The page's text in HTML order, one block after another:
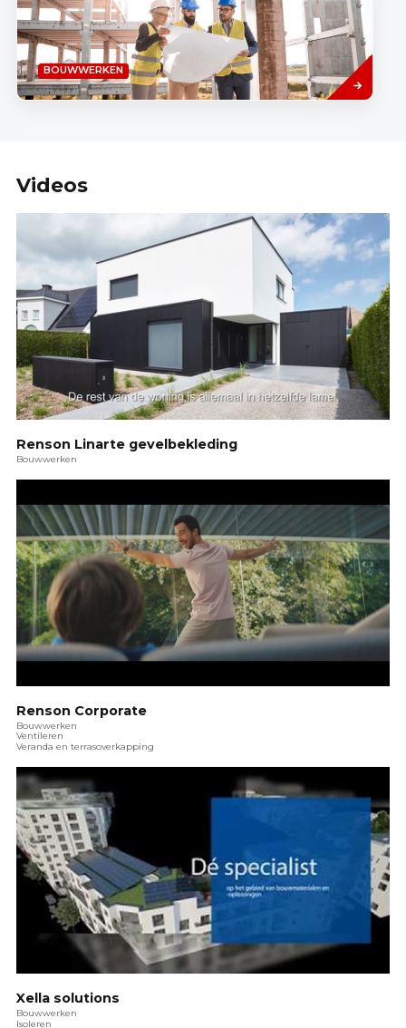
BOUWWERKEN
Lees
meer
Videos
Renson Linarte gevelbekleding
Bouwwerken
Renson Corporate
Bouwwerken
Ventileren
Veranda en terrasoverkapping
Xella solutions
Bouwwerken
Isoleren